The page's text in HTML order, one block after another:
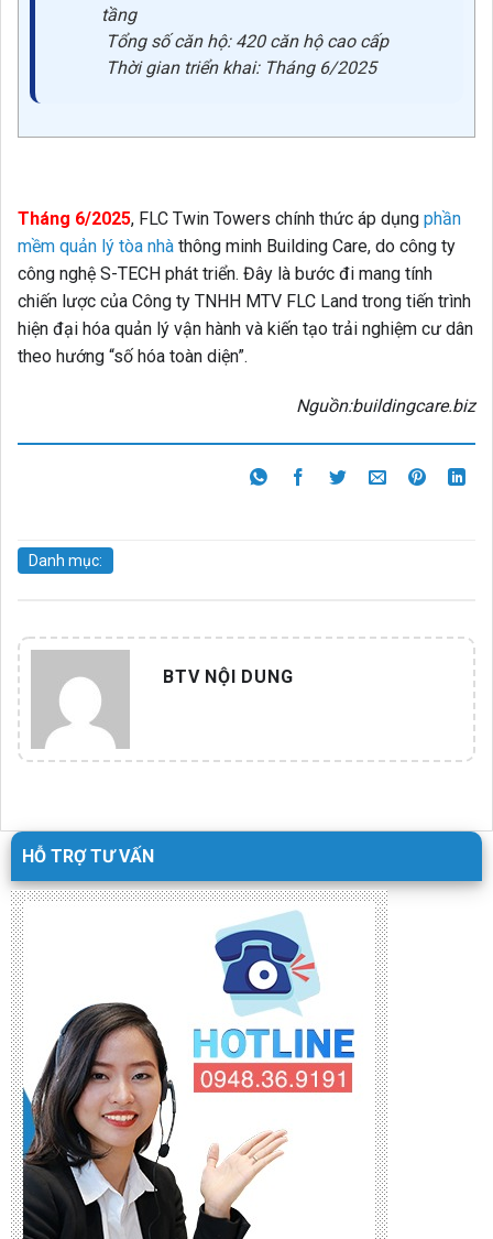
tầng
Tổng số căn hộ: 420 căn hộ cao cấp
Thời gian triển khai: Tháng 6/2025
Tháng 6/2025, FLC Twin Towers chính thức áp dụng phần
mềm quản lý tòa nhà thông minh Building Care, do công ty
công nghệ S-TECH phát triển. Đây là bước đi mang tính
chiến lược của Công ty TNHH MTV FLC Land trong tiến trình
hiện đại hóa quản lý vận hành và kiến tạo trải nghiệm cư dân
theo hướng “số hóa toàn diện”.
Nguồn:buildingcare.biz
Danh mục:
BTV NỘI DUNG
HỖ TRỢ TƯ VẤN